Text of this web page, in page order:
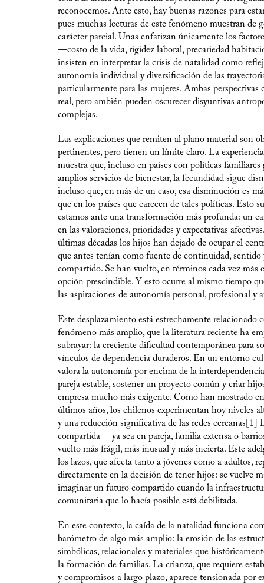
reconocemos. Ante esto, hay buenas razones para
pues muchas lecturas de este fenómeno muestran de
carácter parcial. Unas enfatizan únicamente los
—costo de la vida, rigidez laboral, precariedad
insisten en interpretar la crisis de natalidad como
autonomía individual y diversificación de las
particularmente para las mujeres. Ambas perspectivas
real, pero ambién pueden oscurecer disyuntivas
complejas.
Las explicaciones que remiten al plano material son
pertinentes, pero tienen un límite claro. La
muestra que, incluso en países con políticas familiares
amplios servicios de bienestar, la fecundidad sigue
incluso que, en más de un caso, esa disminución es
que en los países que carecen de tales políticas. Esto
estamos ante una transformación más profunda: un
en las valoraciones, prioridades y expectativas
últimas décadas los hijos han dejado de ocupar el
que antes tenían como fuente de continuidad, sentido
compartido. Se han vuelto, en términos cada vez más
opción prescindible. Y esto ocurre al mismo tiempo
las aspiraciones de autonomía personal, profesional y
Este desplazamiento está estrechamente relacionado
fenómeno más amplio, que la literatura reciente ha
subrayar: la creciente dificultad contemporánea para
vínculos de dependencia duraderos. En un entorno
valora la autonomía por encima de la
pareja estable, sostener un proyecto común y criar
empresa mucho más exigente. Como han mostrado
últimos años, los chilenos experimentan hoy niveles
y una reducción significativa de las redes cercanas[1]
compartida —ya sea en pareja, familia extensa o
vuelto más frágil, más inusual y más incierta. Este
los lazos, que afecta tanto a jóvenes como a adultos,
directamente en la decisión de tener hijos: se vuelve
imaginar un futuro compartido cuando la
comunitaria que lo hacía posible está debilitada.
En este contexto, la caída de la natalidad funciona
barómetro de algo más amplio: la erosión de las
simbólicas, relacionales y materiales que
la formación de familias. La crianza, que requiere
y compromisos a largo plazo, aparece tensionada por